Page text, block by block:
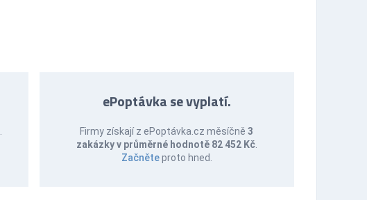
ePoptávka se vyplatí.
Firmy získají z ePoptávka.cz měsíčně3
zakázky v průměrné hodnotě 82 452 Kč.
Začněteproto hned.